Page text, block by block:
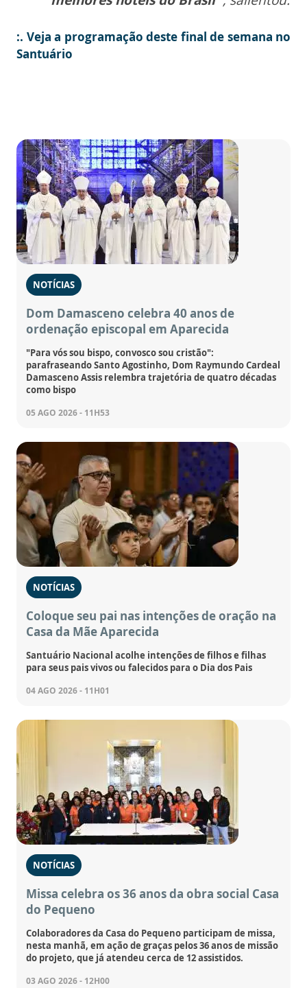
:. Veja a programação deste final de semana no
Santuário
NOTÍCIAS
Dom Damasceno celebra 40 anos de
ordenação episcopal em Aparecida
"Para vós sou bispo, convosco sou cristão":
parafraseando Santo Agostinho, Dom Raymundo Cardeal
Damasceno Assis relembra trajetória de quatro décadas
como bispo
05 AGO 2026 - 11H53
NOTÍCIAS
Coloque seu pai nas intenções de oração na
Casa da Mãe Aparecida
Santuário Nacional acolhe intenções de filhos e filhas
para seus pais vivos ou falecidos para o Dia dos Pais
04 AGO 2026 - 11H01
NOTÍCIAS
Missa celebra os 36 anos da obra social Casa
do Pequeno
Colaboradores da Casa do Pequeno participam de missa,
nesta manhã, em ação de graças pelos 36 anos de missão
do projeto, que já atendeu cerca de 12 assistidos.
03 AGO 2026 - 12H00